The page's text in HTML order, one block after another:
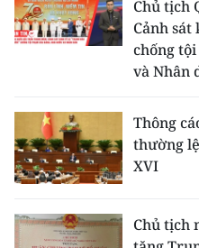
Chủ tịch
Cảnh
chống
và Nhân
Thông
thường
XVI
Chủ tịch